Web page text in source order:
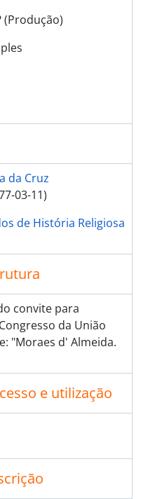
(Produção)
da Cruz
03-11)
de História Religiosa
convite para
da União
"Moraes d' Almeida.
e utilização